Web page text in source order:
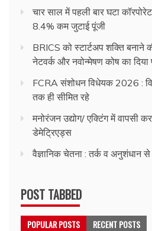
चार साल में पहली बार घटा
8.4% कम जुटाई पूंजी
BRICS को स्टार्टअप शक्ति बनाने
नेटवर्क और नवोन्मेषण कोष का दिया
FCRA संशोधन विधेयक 2026 :
तक ही सीमित रहे
मनोरंजन उद्योग/ एक्टिंग में वापसी
डेमेट्रिएड्स
वैज्ञानिक चेतना : तर्क व अनुशंधान से
POST TABBED
POPULAR POSTS RECENT POSTS